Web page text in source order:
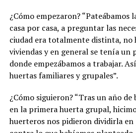
¿Cómo empezaron? “Pateábamos
casa por casa, a preguntar las
ciudad era totalmente distinta, no
viviendas y en general se tenía un
donde empezábamos a trabajar.
huertas familiares y grupales”.
¿Cómo siguieron? “Tras un año
en la primera huerta grupal,
huerteros nos pidieron dividirla en